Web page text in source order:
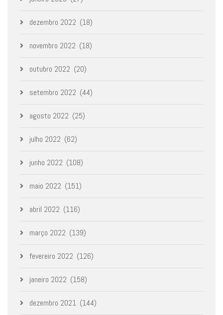
dezembro 2022 (18)
novembro 2022 (18)
outubro 2022 (20)
setembro 2022 (44)
agosto 2022 (25)
julho 2022 (62)
junho 2022 (108)
maio 2022 (151)
abril 2022 (116)
março 2022 (139)
fevereiro 2022 (126)
janeiro 2022 (158)
dezembro 2021 (144)